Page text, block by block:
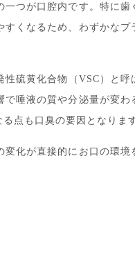
つが口腔内です。特に歯
くなるため、わずかなプ
硫黄化合物（VSC）と呼
唾液の質や分泌量が変わ
点も口臭の要因となりま
化が直接的にお口の環境